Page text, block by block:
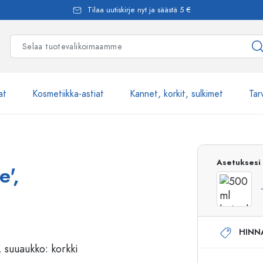
Tilaa uutiskirje nyt ja säästä 5 €
Kosmetiikka-astiat Kannet, korkit, sulkimet
Spraypullot
Airless-pumppupullot
Roll-on-pullot
Asetuksesi